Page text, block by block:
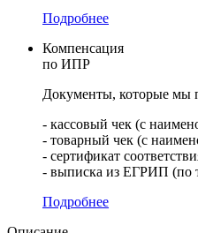
Подробнее
Компенсация
по ИПР
Документы, которые мы
- кассовый чек (с
- товарный чек (с
- сертификат
- выписка из ЕГРИП (по
Подробнее